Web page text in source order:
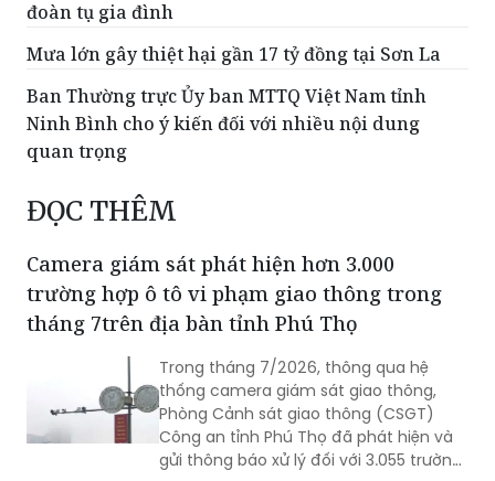
đoàn tụ gia đình
Mưa lớn gây thiệt hại gần 17 tỷ đồng tại Sơn La
Ban Thường trực Ủy ban MTTQ Việt Nam tỉnh
Ninh Bình cho ý kiến đối với nhiều nội dung
quan trọng
ĐỌC THÊM
Camera giám sát phát hiện hơn 3.000
trường hợp ô tô vi phạm giao thông trong
tháng 7trên địa bàn tỉnh Phú Thọ
Trong tháng 7/2026, thông qua hệ
thống camera giám sát giao thông,
Phòng Cảnh sát giao thông (CSGT)
Công an tỉnh Phú Thọ đã phát hiện và
gửi thông báo xử lý đối với 3.055 trường